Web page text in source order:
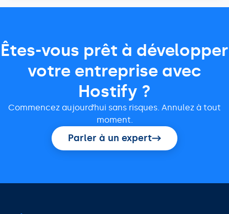
Êtes-vous prêt à développer
votre entreprise avec
Hostify ?
Commencez aujourd’hui sans risques. Annulez à tout
moment.
Parler à un expert